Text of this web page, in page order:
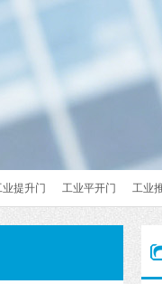
业提升门 工业平开门 工业